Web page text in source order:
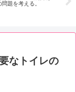
る緊急時の対応
プ
なトイレの